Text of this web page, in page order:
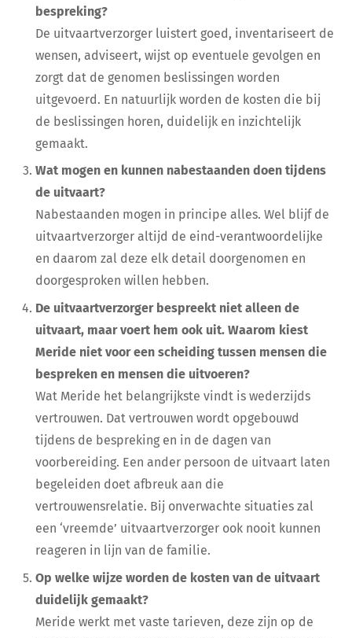
bespreking?
De uitvaartverzorger luistert goed, inventariseert de
wensen, adviseert, wijst op eventuele gevolgen en
zorgt dat de genomen beslissingen worden
uitgevoerd. En natuurlijk worden de kosten die bij
de beslissingen horen, duidelijk en inzichtelijk
gemaakt.
Wat mogen en kunnen nabestaanden doen tijdens
de uitvaart?
Nabestaanden mogen in principe alles. Wel blijf de
uitvaartverzorger altijd de eind-verantwoordelijke
en daarom zal deze elk detail doorgenomen en
doorgesproken willen hebben.
De uitvaartverzorger bespreekt niet alleen de
uitvaart, maar voert hem ook uit. Waarom kiest
Meride niet voor een scheiding tussen mensen die
bespreken en mensen die uitvoeren?
Wat Meride het belangrijkste vindt is wederzijds
vertrouwen. Dat vertrouwen wordt opgebouwd
tijdens de bespreking en in de dagen van
voorbereiding. Een ander persoon de uitvaart laten
begeleiden doet afbreuk aan die
vertrouwensrelatie. Bij onverwachte situaties zal
een ‘vreemde’ uitvaartverzorger ook nooit kunnen
reageren in lijn van de familie.
Op welke wijze worden de kosten van de uitvaart
duidelijk gemaakt?
Meride werkt met vaste tarieven, deze zijn op de